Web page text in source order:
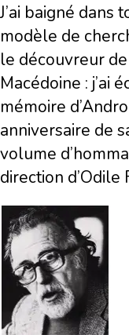
J’ai baigné dans
modèle de
le découvreur
Macédoine : j’ai
mémoire
anniversaire de
volume
direction d’Odile